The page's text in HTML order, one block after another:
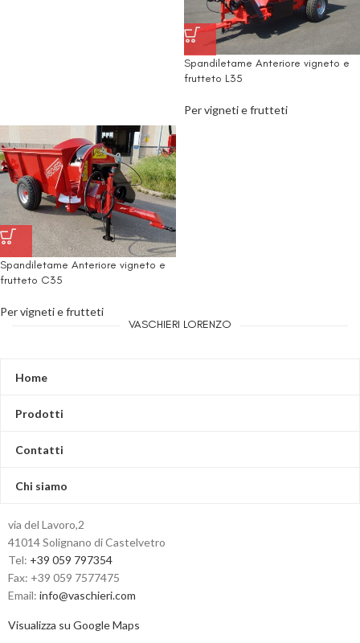
Spandiletame Anteriore vigneto e
frutteto L35
Per vigneti e frutteti
Spandiletame Anteriore vigneto e
frutteto C35
Per vigneti e frutteti
VASCHIERI LORENZO
Home
Prodotti
Contatti
Chi siamo
via del Lavoro,2
41014 Solignano di Castelvetro
Tel: +39 059 797354
Fax: +39 059 7577475
Email: info@vaschieri.com
Visualizza su Google Maps